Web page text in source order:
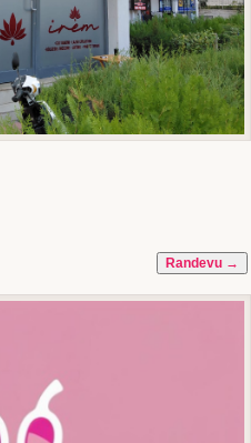
Randevu →